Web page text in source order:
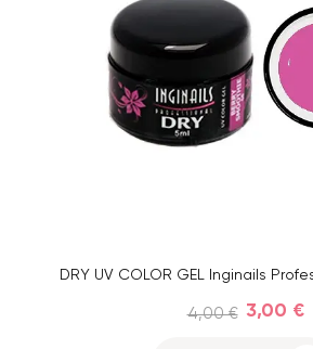
4,00 € 3,00 €